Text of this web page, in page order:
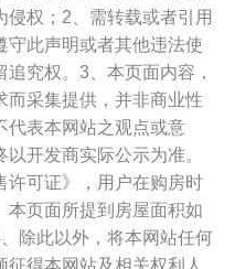
史都较为悠久，例如
活气息，村里有各地
食一条街。
权；2、需转载或者引用
守此声明或者其他违法使
究权。3、本页面内容，
而采集提供，并非商业性
代表本网站之观点或意
开发商实际公示为准。
许可证》，用户在购房时
本页面所提到房屋面积如
除此以外，将本网站任何
得本网站及相关权利人